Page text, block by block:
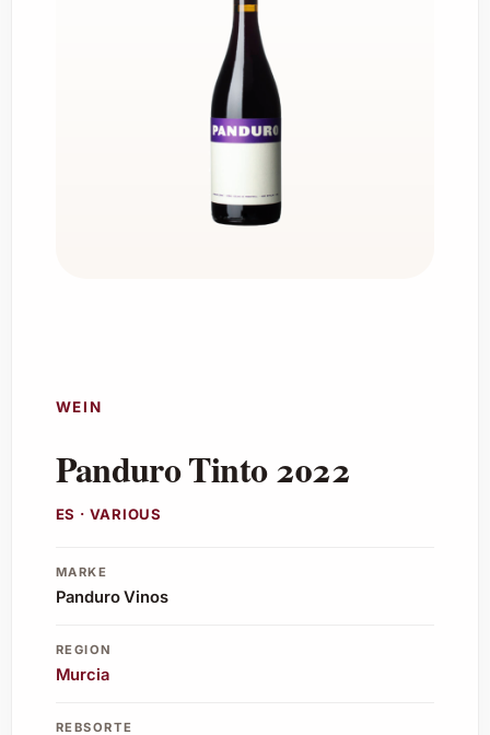
WEIN
Panduro Tinto 2022
ES · VARIOUS
MARKE
Panduro Vinos
REGION
Murcia
REBSORTE